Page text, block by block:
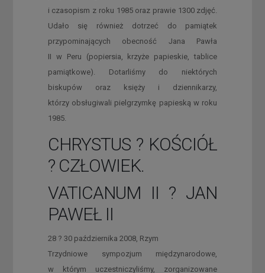
i czasopism z roku 1985 oraz prawie 1300 zdjęć.
Udało się również dotrzeć do pamiątek
przypominających obecność Jana Pawła
II w Peru (popiersia, krzyże papieskie, tablice
pamiątkowe). Dotarliśmy do niektórych
biskupów oraz księży i dziennikarzy,
którzy obsługiwali pielgrzymkę papieską w roku
1985.
CHRYSTUS ? KOŚCIÓŁ
? CZŁOWIEK.
VATICANUM II ? JAN
PAWEŁ II
28 ? 30 października 2008, Rzym
Trzydniowe sympozjum międzynarodowe,
w którym uczestniczyliśmy, zorganizowane